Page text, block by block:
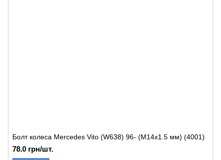
Болт колеса Mercedes Vito (W638) 96- (M14x1.5 мм) (4001)
78.0 грн/шт.